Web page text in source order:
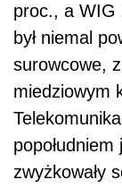
proc., a WIG
był niemal
surowcowe,
miedziowym
zwyżkowały